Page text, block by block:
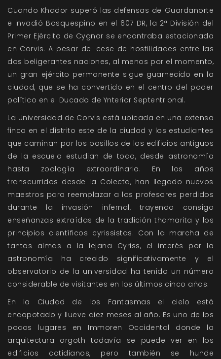
Cuando Khador superó las defensas de Guardanorte
e invadió Bosquespino en el 607 DR, la 2ª División del
Primer Ejército de Cygnar se encontraba estacionada
en Corvis. A pesar del cese de hostilidades entre las
dos beligerantes naciones, al menos por el momento,
un gran ejército permanente sigue guarnecido en la
ciudad, que se ha convertido en el centro del poder
político en el Ducado de Ynterior Septentrional.
La Universidad de Corvis está ubicada en una extensa
finca en el distrito este de la ciudad y los estudiantes
que caminan por los pasillos de los edificios antiguos
de la escuela estudian de todo, desde astronomía
hasta zoología extraordinaria. En los años
transcurridos desde la Colecta, han llegado nuevos
maestros para reemplazar a los profesores perdidos
durante la invasión infernal, trayendo consigo
enseñanzas extraídas de la tradición thamarita y los
principios científicos cyrissistas. Con la marcha de
tantas almas a la lejana Cyriss, el interés por la
astronomía ha crecido significativamente y el
observatorio de la universidad ha tenido un número
considerable de visitantes en los últimos cinco años.
En la Ciudad de los Fantasmas el cielo está
encapotado y llueve diez meses al año. Es uno de los
pocos lugares en Immoren Occidental donde la
arquitectura orgoth todavía se puede ver en los
edificios cotidianos, pero también se hunde